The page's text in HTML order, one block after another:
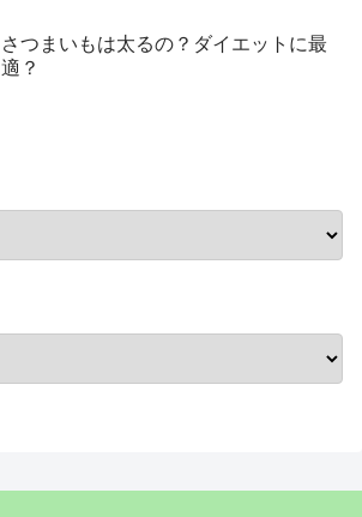
さつまいもは太るの？ダイエットに最
適？